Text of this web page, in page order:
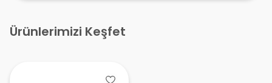
Ürünlerimizi Keşfet